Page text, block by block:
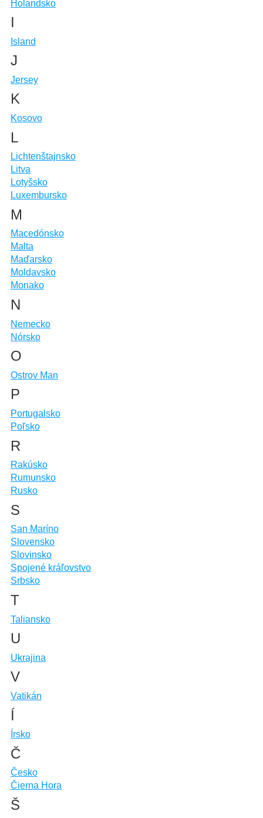
Holandsko
I
Island
J
Jersey
K
Kosovo
L
Lichtenštajnsko
Litva
Lotyšsko
Luxembursko
M
Macedónsko
Malta
Maďarsko
Moldavsko
Monako
N
Nemecko
Nórsko
O
Ostrov Man
P
Portugalsko
Poľsko
R
Rakúsko
Rumunsko
Rusko
S
San Maríno
Slovensko
Slovinsko
Spojené kráľovstvo
Srbsko
T
Taliansko
U
Ukrajina
V
Vatikán
Í
Írsko
Č
Česko
Čierna Hora
Š